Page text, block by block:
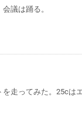
議は踊る。
走ってみた。25cは